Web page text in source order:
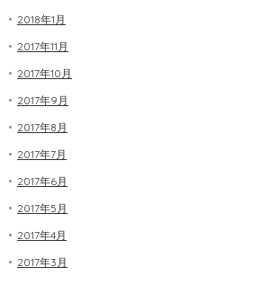
2018年1月
2017年11月
2017年10月
2017年9月
2017年8月
2017年7月
2017年6月
2017年5月
2017年4月
2017年3月